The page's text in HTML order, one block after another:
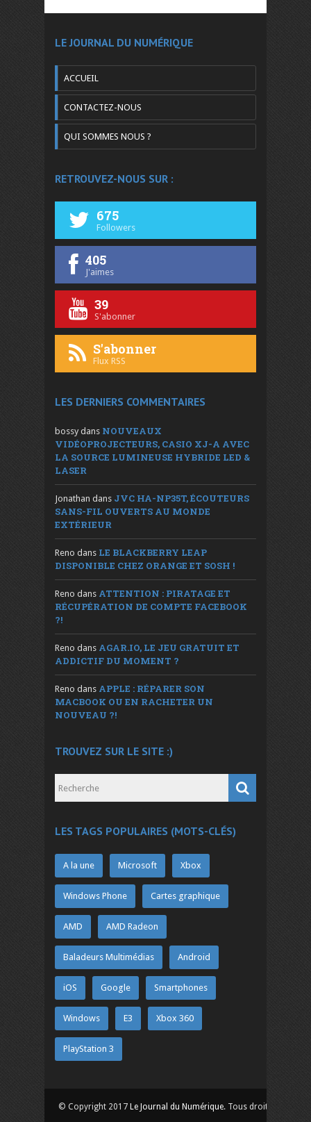
LE JOURNAL DU NUMÉRIQUE
ACCUEIL
CONTACTEZ-NOUS
QUI SOMMES NOUS ?
RETROUVEZ-NOUS SUR :
675
Followers
405
J'aimes
39
S'abonner
S'abonner
Flux RSS
LES DERNIERS COMMENTAIRES
bossy dans NOUVEAUX
VIDÉOPROJECTEURS, CASIO XJ-A AVEC
LA SOURCE LUMINEUSE HYBRIDE LED &
LASER
Jonathan dans JVC HA-NP35T, ÉCOUTEURS
SANS-FIL OUVERTS AU MONDE
EXTÉRIEUR
Reno dans LE BLACKBERRY LEAP
DISPONIBLE CHEZ ORANGE ET SOSH !
Reno dans ATTENTION : PIRATAGE ET
RÉCUPÉRATION DE COMPTE FACEBOOK
?!
Reno dans AGAR.IO, LE JEU GRATUIT ET
ADDICTIF DU MOMENT ?
Reno dans APPLE : RÉPARER SON
MACBOOK OU EN RACHETER UN
NOUVEAU ?!
TROUVEZ SUR LE SITE :)
LES TAGS POPULAIRES (MOTS-CLÉS)
A la une Microsoft Xbox
Windows Phone Cartes graphique
AMD AMD Radeon
Baladeurs Multimédias Android
iOS Google Smartphones
Windows E3 Xbox 360
PlayStation 3
© Copyright 2017 Le Journal du Numérique. Tous droits réservés.